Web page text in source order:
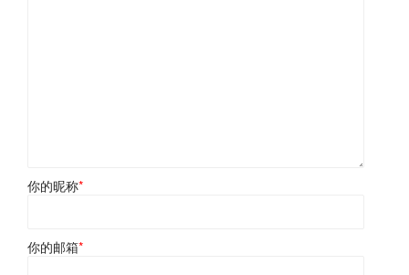
你的昵称*
你的邮箱*